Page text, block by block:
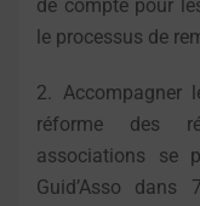
de compte pour
le processus de
2. Accompagner
réforme des
associations se
Guid’Asso